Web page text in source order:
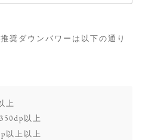
奨ダウンパワーは以下の通り
上
以上
以上以上